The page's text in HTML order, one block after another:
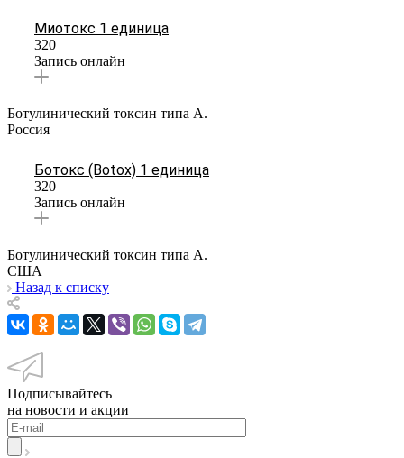
Миотокс 1 единица
320
Запись онлайн
Ботулинический токсин типа А.
Россия
Ботокс (Botox) 1 единица
320
Запись онлайн
Ботулинический токсин типа А.
США
Назад к списку
Подписывайтесь
на новости и акции